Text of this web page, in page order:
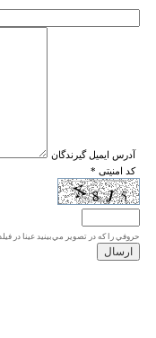
* آدرس ايميل گيرندگان
* کد امنیتی
حروفي را كه در تصوير مي‌بينيد عينا در